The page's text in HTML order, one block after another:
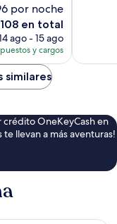
por noche
en total
ago - 15 ago
y cargos
similares
crédito OneKeyCash en
llevan a más aventuras!